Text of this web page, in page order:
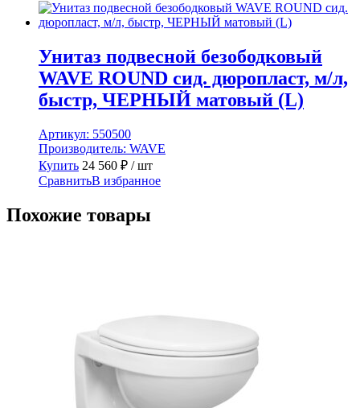
Унитаз подвесной безободковый
WAVE ROUND сид. дюропласт, м/л,
быстр, ЧЕРНЫЙ матовый (L)
Артикул: 550500
Производитель: WAVE
Купить 24 560 ₽ / шт
СравнитьВ избранное
Похожие товары